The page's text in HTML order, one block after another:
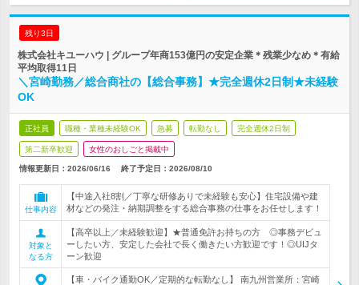
残り3日
株式会社キユーハウ | グループ年商153億円の安定企業＊残業少なめ＊有給
平均取得11日
＼宮崎勤務／総合商社の【総合事務】★完全週休2日制★未経験
OK
正社員 職種・業種未経験OK 急募 転勤なし 完全週休2日制
第二新卒歓迎 女性のおしごと掲載中
情報更新日：2026/06/16 終了予定日： 2026/08/10
仕事内容
【中途入社8割／丁寧な研修ありで未経験も安心】住宅設備や建
材などの発注・納期調整をする総合事務の仕事をお任せします！
対象と
なる方
【高卒以上／未経験歓迎】★普通免許お持ちの方 ◎事務デビュ
ーしたい方、安定した会社で長く働きたい方歓迎です！◎UIJタ
ーン歓迎
【車・バイク通勤OK／定期的な転勤なし】 南九州営業所：宮崎